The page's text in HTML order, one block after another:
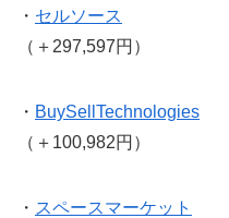
・ セルソース
（＋297,597円）
・ BuySellTechnologies
（＋100,982円）
・ スペースマーケット